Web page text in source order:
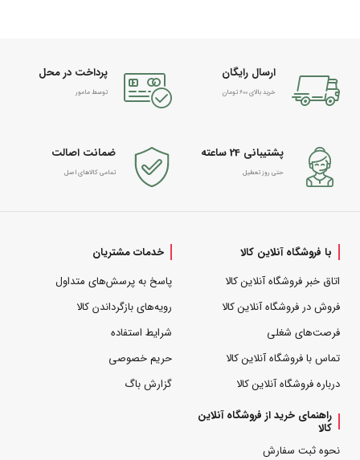
ارسال رایگان
خرید بالای 600 تومان
پرداخت در محل
توسط مامور
پشتیبانی 24 ساعته
حتی روز تعطیل
ضمانت اصالت
تمامی کالاهای اصل
با فروشگاه آنلاین کالا
اتاق خبر فروشگاه آنلاین کالا
فروش در فروشگاه آنلاین کالا
فرصت‌های شغلی
تماس با فروشگاه آنلاین کالا
درباره فروشگاه آنلاین کالا
خدمات مشتریان
پاسخ به پرسش‌های متداول
رویه‌های بازگرداندن کالا
شرایط استفاده
حریم خصوصی
گزارش باگ
راهنمای خرید از فروشگاه آنلاین
کالا
نحوه ثبت سفارش